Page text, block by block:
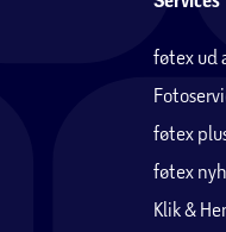
føtex ud
føtex
føtex
Klik &